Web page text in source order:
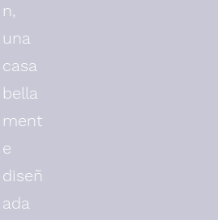
n,
una
casa
bella
ment
e
diseñ
ada